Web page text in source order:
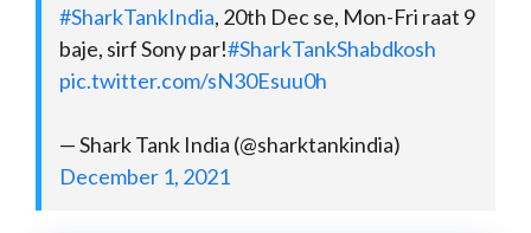
#SharkTankIndia, 20th Dec se, Mon-Fri raat 9
baje, sirf Sony par!#SharkTankShabdkosh
pic.twitter.com/sN30Esuu0h
— Shark Tank India (@sharktankindia)
December 1, 2021